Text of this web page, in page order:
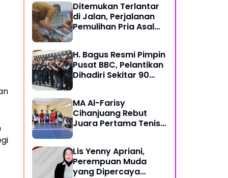
Ditemukan Terlantar
di Jalan, Perjalanan
Pemulihan Pria Asal
H. Bagus Resmi Pimpin
Pusat BBC, Pelantikan
Dihadiri Sekitar 90
MA Al-Farisy
Cihanjuang Rebut
Juara Pertama Tenis
Lis Yenny Apriani,
Perempuan Muda
yang Dipercaya